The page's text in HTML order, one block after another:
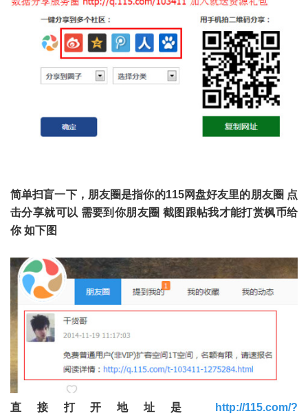
简单扫盲一下，朋友圈是指你的115网盘好友里的朋友圈 点
击分享就可以 需要到你朋友圈 截图跟帖我才能打赏枫币给
你 如下图
直接打开地址是
http://115.com/?